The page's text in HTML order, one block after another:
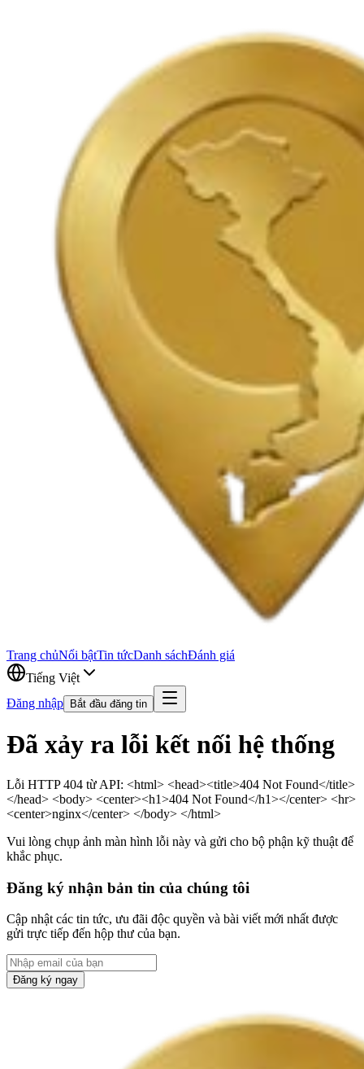
Trang chủNổi bậtTin tứcDanh sáchĐánh giá
Tiếng Việt
Đăng nhập
Bắt đầu đăng tin
Đã xảy ra lỗi kết nối hệ thống
Lỗi HTTP 404 từ API: <html> <head><title>404 Not Found</title>
</head> <body> <center><h1>404 Not Found</h1></center> <hr>
<center>nginx</center> </body> </html>
Vui lòng chụp ảnh màn hình lỗi này và gửi cho bộ phận kỹ thuật để
khắc phục.
Đăng ký nhận bản tin của chúng tôi
Cập nhật các tin tức, ưu đãi độc quyền và bài viết mới nhất được
gửi trực tiếp đến hộp thư của bạn.
Đăng ký ngay